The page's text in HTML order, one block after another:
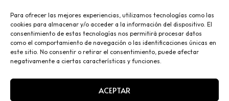
Para ofrecer las mejores experiencias, utilizamos tecnologías como las
cookies para almacenar y/o acceder a la información del dispositivo. El
consentimiento de estas tecnologías nos permitirá procesar datos
como el comportamiento de navegación o las identificaciones únicas en
este sitio. No consentir o retirar el consentimiento, puede afectar
negativamente a ciertas características y funciones.
ACEPTAR
NO MORE ITEMS AVAILABLE.